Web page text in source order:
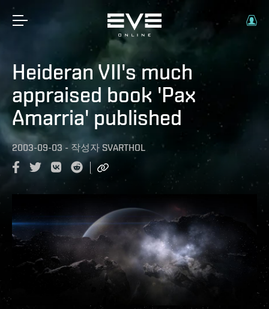
Heideran VII's much
appraised book 'Pax
Amarria' published
2003-09-03 - 작성자 SVARTHOL